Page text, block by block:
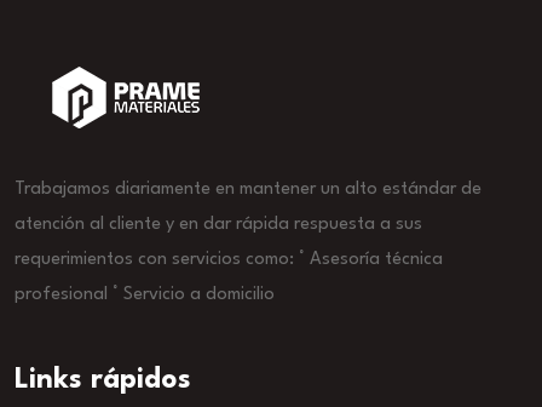
Trabajamos diariamente en mantener un alto estándar de
atención al cliente y en dar rápida respuesta a sus
requerimientos con servicios como: ° Asesoría técnica
profesional ° Servicio a domicilio
Links rápidos